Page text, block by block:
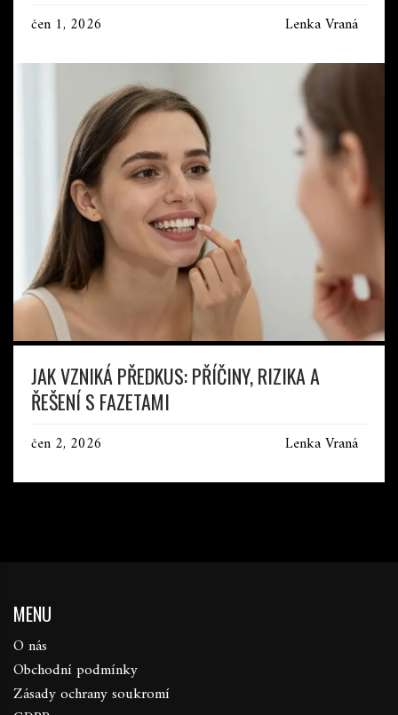
čen 1, 2026 Lenka Vraná
JAK VZNIKÁ PŘEDKUS: PŘÍČINY, RIZIKA A
ŘEŠENÍ S FAZETAMI
čen 2, 2026 Lenka Vraná
MENU
O nás
Obchodní podmínky
Zásady ochrany soukromí